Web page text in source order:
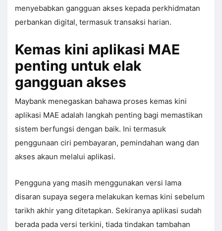
menyebabkan gangguan akses kepada perkhidmatan
perbankan digital, termasuk transaksi harian.
Kemas kini aplikasi MAE
penting untuk elak
gangguan akses
Maybank menegaskan bahawa proses kemas kini
aplikasi MAE adalah langkah penting bagi memastikan
sistem berfungsi dengan baik. Ini termasuk
penggunaan ciri pembayaran, pemindahan wang dan
akses akaun melalui aplikasi.
Pengguna yang masih menggunakan versi lama
disaran supaya segera melakukan kemas kini sebelum
tarikh akhir yang ditetapkan. Sekiranya aplikasi sudah
berada pada versi terkini, tiada tindakan tambahan